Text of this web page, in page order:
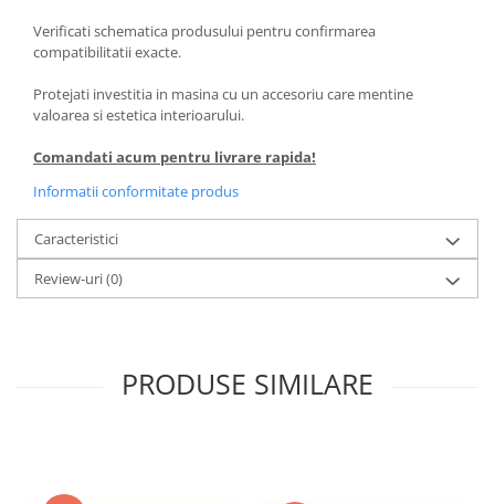
Verificati schematica produsului pentru confirmarea
compatibilitatii exacte.
Protejati investitia in masina cu un accesoriu care mentine
valoarea si estetica interioarului.
Comandati acum pentru livrare rapida!
Informatii conformitate produs
Caracteristici
Review-uri(0)
PRODUSE SIMILARE